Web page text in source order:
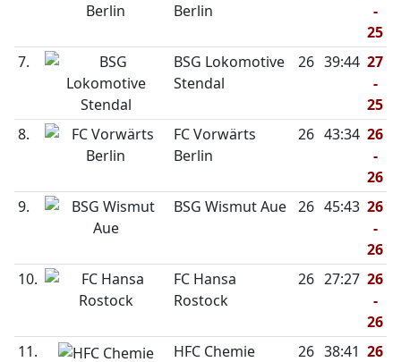
Berlin
-
25
7.
BSG Lokomotive
Stendal
26 39:44 27
-
25
8.
FC Vorwärts
Berlin
26 43:34 26
-
26
9.
BSG Wismut Aue 26 45:43 26
-
26
10.
FC Hansa
Rostock
26 27:27 26
-
26
11.
HFC Chemie 26 38:41 26